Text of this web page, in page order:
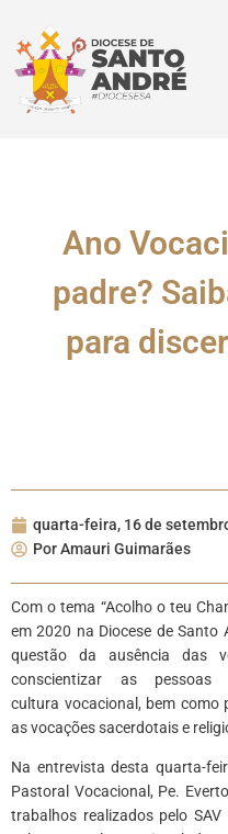
Ano
padre?
para
quarta-feira, 16 de
PorAmauri Guimarães
Com o tema “Acolho o teu
em 2020 na Diocese de Santo
questão da ausência das
conscientizar as
cultura vocacional, bem como
as vocações sacerdotais e
Na entrevista desta quarta-
Pastoral Vocacional, Pe.
trabalhos realizados pelo